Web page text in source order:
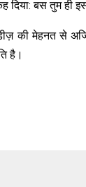
बस तुम ही इस
की मेहनत से
है।